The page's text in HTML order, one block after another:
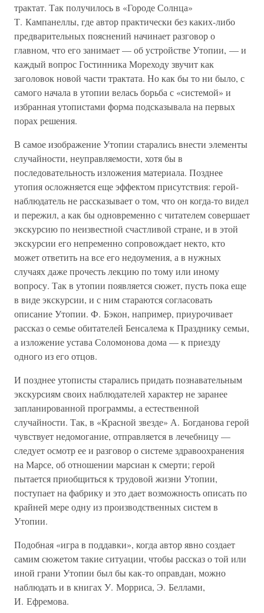
трактат. Так получилось в «Городе Солнца»
Т. Кампанеллы, где автор практически без каких-либо
предварительных пояснений начинает разговор о
главном, что его занимает — об устройстве Утопии, — и
каждый вопрос Гостинника Мореходу звучит как
заголовок новой части трактата. Но как бы то ни было, с
самого начала в утопии велась борьба с «системой» и
избранная утопистами форма подсказывала на первых
порах решения.
В самое изображение Утопии старались внести элементы
случайности, неуправляемости, хотя бы в
последовательность изложения материала. Позднее
утопия осложняется еще эффектом присутствия: герой-
наблюдатель не рассказывает о том, что он когда-то видел
и пережил, а как бы одновременно с читателем совершает
экскурсию по неизвестной счастливой стране, и в этой
экскурсии его непременно сопровождает некто, кто
может ответить на все его недоумения, а в нужных
случаях даже прочесть лекцию по тому или иному
вопросу. Так в утопии появляется сюжет, пусть пока еще
в виде экскурсии, и с ним стараются согласовать
описание Утопии. Ф. Бэкон, например, приурочивает
рассказ о семье обитателей Бенсалема к Празднику семьи,
а изложение устава Соломонова дома — к приезду
одного из его отцов.
И позднее утописты старались придать познавательным
экскурсиям своих наблюдателей характер не заранее
запланированной программы, а естественной
случайности. Так, в «Красной звезде» А. Богданова герой
чувствует недомогание, отправляется в лечебницу —
следует осмотр ее и разговор о системе здравоохранения
на Марсе, об отношении марсиан к смерти; герой
пытается приобщиться к трудовой жизни Утопии,
поступает на фабрику и это дает возможность описать по
крайней мере одну из производственных систем в
Утопии.
Подобная «игра в поддавки», когда автор явно создает
самим сюжетом такие ситуации, чтобы рассказ о той или
иной грани Утопии был бы как-то оправдан, можно
наблюдать и в книгах У. Морриса, Э. Беллами,
И. Ефремова.